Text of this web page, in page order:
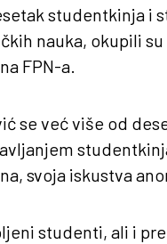
studentkinja i
nauka, okupili
FPN-a.
se već više od
svoja iskustva
studenti, ali i